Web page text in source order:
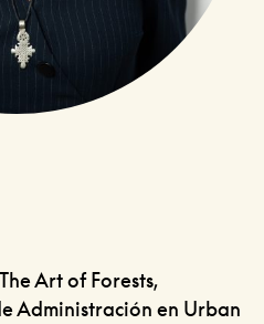
Art of Forests,
Administración en Urban